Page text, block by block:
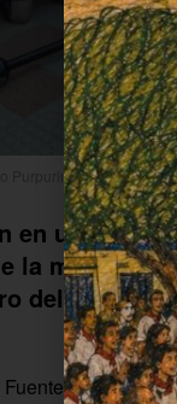
Purpurina ofrece su
en una
la
del
Carreteros